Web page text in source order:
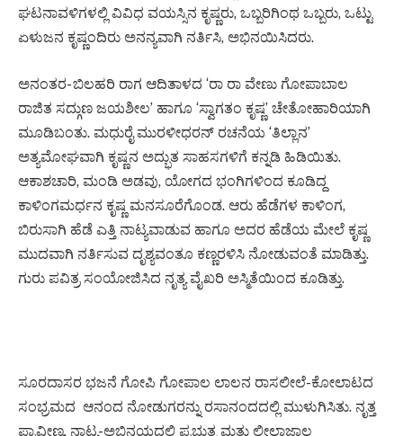
ಘಟನಾವಳಿಗಳಲ್ಲಿ ವಿವಿಧ ವಯಸ್ಸಿನ ಕೃಷ್ಣರು, ಒಬ್ಬರಿಗಿಂಥ ಒಬ್ಬರು, ಒಟ್ಟು
ಏಳುಜನ ಕೃಷ್ಣಂದಿರು ಅನನ್ಯವಾಗಿ ನರ್ತಿಸಿ, ಅಭಿನಯಿಸಿದರು.
ಅನಂತರ- ಬಿಲಹರಿ ರಾಗ ಆದಿತಾಳದ ‘ರಾ ರಾ ವೇಣು ಗೋಪಾಬಾಲ
ರಾಜಿತ ಸದ್ಗುಣ ಜಯಶೀಲ’ ಹಾಗೂ ‘ಸ್ವಾಗತಂ ಕೃಷ್ಣ’ ಚೇತೋಹಾರಿಯಾಗಿ
ಮೂಡಿಬಂತು. ಮಧುರೈ ಮುರಳೀಧರನ್ ರಚನೆಯ ‘ತಿಲ್ಲಾನ’
ಅತ್ಯಮೋಘವಾಗಿ ಕೃಷ್ಣನ ಅದ್ಭುತ ಸಾಹಸಗಳಿಗೆ ಕನ್ನಡಿ ಹಿಡಿಯಿತು.
ಆಕಾಶಚಾರಿ, ಮಂಡಿ ಅಡವು, ಯೋಗದ ಭಂಗಿಗಳಿಂದ ಕೂಡಿದ್ದ
ಕಾಳಿಂಗಮರ್ಧನ ಕೃಷ್ಣ ಮನಸೂರೆಗೊಂಡ. ಆರು ಹೆಡೆಗಳ ಕಾಳಿಂಗ,
ಬಿರುಸಾಗಿ ಹೆಡೆ ಎತ್ತಿ ನಾಟ್ಯವಾಡುವ ಹಾಗೂ ಅದರ ಹೆಡೆಯ ಮೇಲೆ ಕೃಷ್ಣ
ಮುದವಾಗಿ ನರ್ತಿಸುವ ದೃಶ್ಯವಂತೂ ಕಣ್ಣರಳಿಸಿ ನೋಡುವಂತೆ ಮಾಡಿತ್ತು.
ಗುರು ಪವಿತ್ರ ಸಂಯೋಜಿಸಿದ ನೃತ್ಯ ವೈಖರಿ ಅಸ್ಮಿತೆಯಿಂದ ಕೂಡಿತ್ತು.
ಸೂರದಾಸರ ಭಜನೆ ಗೋಪಿ ಗೋಪಾಲ ಲಾಲನ ರಾಸಲೀಲೆ-ಕೋಲಾಟದ
ಸಂಭ್ರಮದ ಆನಂದ ನೋಡುಗರನ್ನು ರಸಾನಂದದಲ್ಲಿ ಮುಳುಗಿಸಿತು. ನೃತ್ತ
ಪ್ರಾವೀಣ್ಯ, ನಾಟ್ಯ-ಅಭಿನಯದಲ್ಲಿ ಪ್ರಭುತ್ವ ಮತ್ತು ಲೀಲಾಜಾಲ